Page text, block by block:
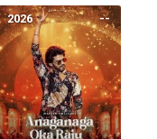
--
2026